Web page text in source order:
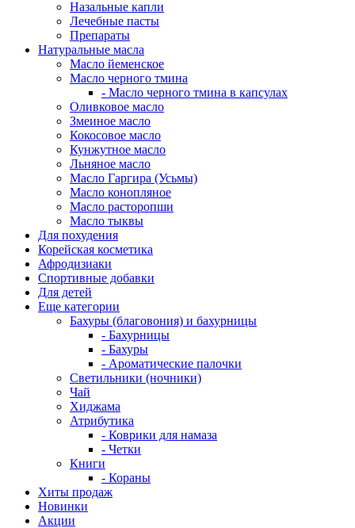
Назальные капли
Лечебные пасты
Препараты
Натуральные масла
Масло йеменское
Масло черного тмина
- Масло черного тмина в капсулах
Оливковое масло
Змеиное масло
Кокосовое масло
Кунжутное масло
Льняное масло
Масло Гаргира (Усьмы)
Масло конопляное
Масло расторопши
Масло тыквы
Для похудения
Корейская косметика
Афродизиаки
Спортивные добавки
Для детей
Еще категории
Бахуры (благовония) и бахурницы
- Бахурницы
- Бахуры
- Ароматические палочки
Светильники (ночники)
Чай
Хиджама
Атрибутика
- Коврики для намаза
- Четки
Книги
- Кораны
Хиты продаж
Новинки
Акции